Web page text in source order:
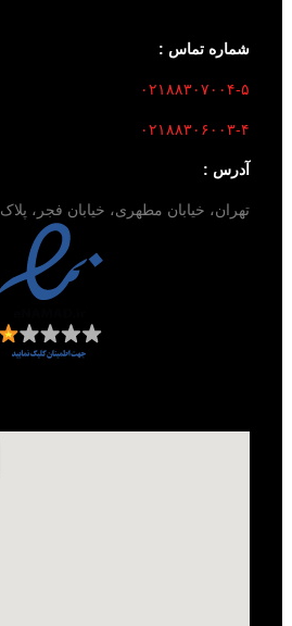
شماره تماس :
۰۲۱۸۸۳۰۷۰۰۴-۵
۰۲۱۸۸۳۰۶۰۰۳-۴
آدرس :
تهران، خیابان مطهری، خیابان فجر، پلاک ۳۲ و ۳۶